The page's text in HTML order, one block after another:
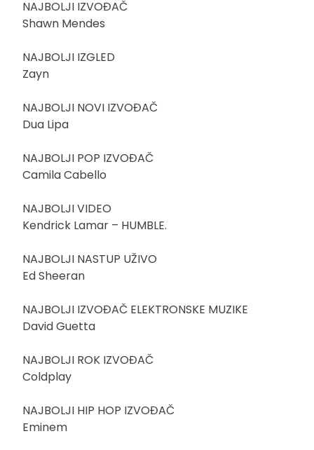
NAJBOLJI IZVOĐAČ
Shawn Mendes
NAJBOLJI IZGLED
Zayn
NAJBOLJI NOVI IZVOĐAČ
Dua Lipa
NAJBOLJI POP IZVOĐAČ
Camila Cabello
NAJBOLJI VIDEO
Kendrick Lamar – HUMBLE.
NAJBOLJI NASTUP UŽIVO
Ed Sheeran
NAJBOLJI IZVOĐAČ ELEKTRONSKE MUZIKE
David Guetta
NAJBOLJI ROK IZVOĐAČ
Coldplay
NAJBOLJI HIP HOP IZVOĐAČ
Eminem